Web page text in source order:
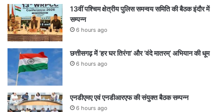
13वीं पश्चिम क्षेत्रीय पुलिस समन्वय समिति की बैठक इंदौर में
सम्पन्न
6 hours ago
छत्तीसगढ़ में ‘हर घर तिरंगा’ और ‘वंदे मातरम्’ अभियान की धूम
6 hours ago
एनडीएमए एवं एनडीआरएफ की संयुक्त बैठक सम्पन्न
6 hours ago